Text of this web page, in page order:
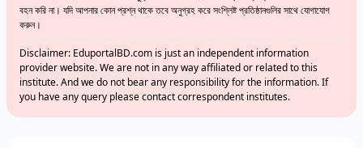
বহন করি না। যদি আপনার কোন প্রশ্ন থাকে তবে অনুগ্রহ করে সংশ্লিষ্ট প্রতিষ্ঠানগুলির সাথে যোগাযোগ
করুন।
Disclaimer: EduportalBD.com is just an independent information
provider website. We are not in any way affiliated or related to this
institute. And we do not bear any responsibility for the information. If
you have any query please contact correspondent institutes.